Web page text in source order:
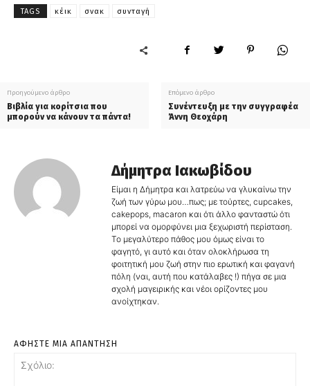
TAGS κέικ σνακ συνταγή
Προηγούμενο άρθρο
Βιβλία για κορίτσια που
μπορούν να κάνουν τα πάντα!
Επόμενο άρθρο
Συνέντευξη με την συγγραφέα
Άννη Θεοχάρη
Δήμητρα Ιακωβίδου
Είμαι η Δήμητρα και λατρεύω να γλυκαίνω την
ζωή των γύρω μου…πως; με τούρτες, cupcakes,
cakepops, macaron και ότι άλλο φανταστώ ότι
μπορεί να ομορφύνει μια ξεχωριστή περίσταση.
Το μεγαλύτερο πάθος μου όμως είναι το
φαγητό, γι αυτό και όταν ολοκλήρωσα τη
φοιτητική μου ζωή στην πιο ερωτική και φαγανή
πόλη (ναι, αυτή που κατάλαβες !) πήγα σε μια
σχολή μαγειρικής και νέοι ορίζοντες μου
ανοίχτηκαν.
ΑΦΗΣΤΕ ΜΙΑ ΑΠΑΝΤΗΣΗ